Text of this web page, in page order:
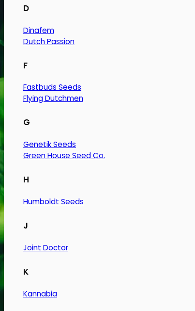
D
Dinafem
Dutch Passion
F
Fastbuds Seeds
Flying Dutchmen
G
Genetik Seeds
Green House Seed Co.
H
Humboldt Seeds
J
Joint Doctor
K
Kannabia